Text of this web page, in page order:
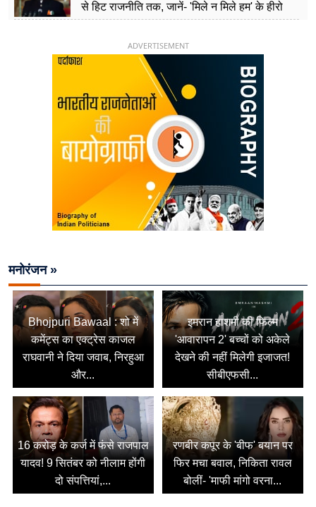
से हिट राजनीति तक, जानें- 'मिले न मिले हम' के हीरो
ADVERTISEMENT
मनोरंजन »
Bhojpuri Bawaal : शो में
कमेंट्स का एक्ट्रेस काजल
राघवानी ने दिया जवाब, निरहुआ
और...
इमरान हाशमी की फिल्म
'आवारापन 2' बच्चों को अकेले
देखने की नहीं मिलेगी इजाजत!
सीबीएफसी...
16 करोड़ के कर्ज में फंसे राजपाल
यादव! 9 सितंबर को नीलाम होंगी
दो संपत्तियां,...
रणबीर कपूर के 'बीफ' बयान पर
फिर मचा बवाल, निकिता रावल
बोलीं- 'माफी मांगो वरना...